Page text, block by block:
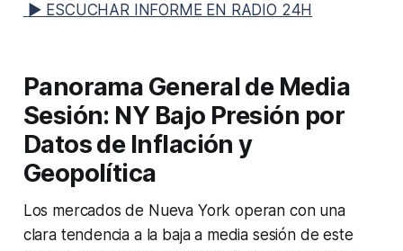
▶ ESCUCHAR INFORME EN RADIO 24H
Panorama General de Media
Sesión: NY Bajo Presión por
Datos de Inflación y
Geopolítica
Los mercados de Nueva York operan con una
clara tendencia a la baja a media sesión de este